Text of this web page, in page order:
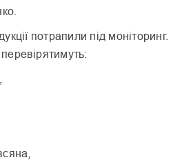
потрапили під моніторинг.